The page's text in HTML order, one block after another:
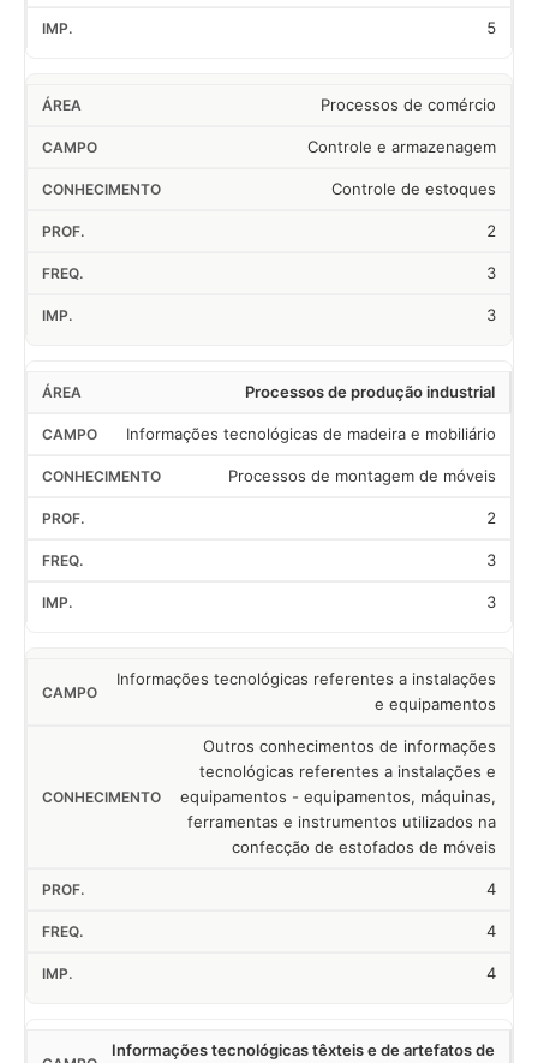
5
Processos de comércio
Controle e armazenagem
Controle de estoques
2
3
3
Processos de produção industrial
Informações tecnológicas de madeira e mobiliário
Processos de montagem de móveis
2
3
3
Informações tecnológicas referentes a instalações
e equipamentos
Outros conhecimentos de informações
tecnológicas referentes a instalações e
equipamentos - equipamentos, máquinas,
ferramentas e instrumentos utilizados na
confecção de estofados de móveis
4
4
4
Informações tecnológicas têxteis e de artefatos de